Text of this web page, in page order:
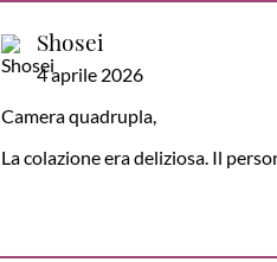
Shosei
4 aprile 2026
Camera quadrupla,
La colazione era deliziosa. Il